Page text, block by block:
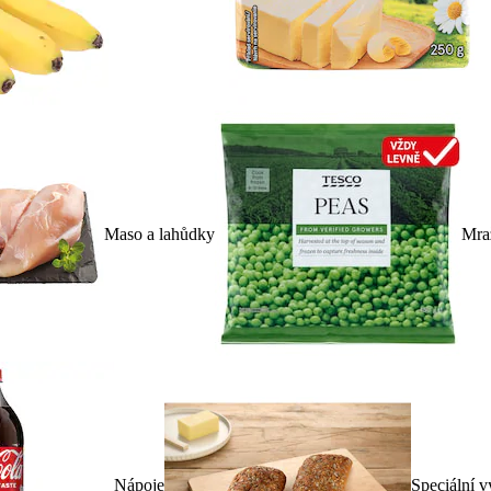
Maso a lahůdky
Nápoje Speciální